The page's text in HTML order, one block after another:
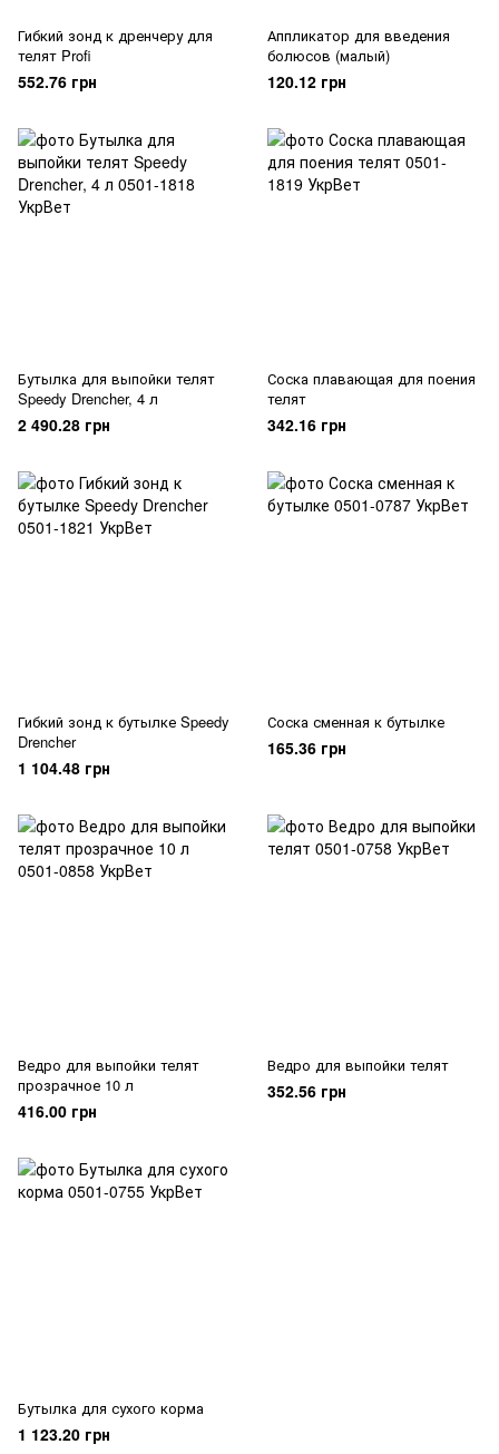
Гибкий зонд к дренчеру для
телят Profi
552.76 грн
Аппликатор для введения
болюсов (малый)
120.12 грн
Бутылка для выпойки телят
Speedy Drencher, 4 л
2 490.28 грн
Соска плавающая для поения
телят
342.16 грн
Гибкий зонд к бутылке Speedy
Drencher
1 104.48 грн
Соска сменная к бутылке
165.36 грн
Ведро для выпойки телят
прозрачное 10 л
416.00 грн
Ведро для выпойки телят
352.56 грн
Бутылка для сухого корма
1 123.20 грн